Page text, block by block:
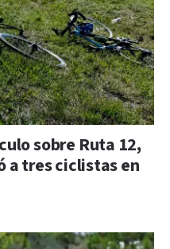
sobre Ruta 12,
a tres ciclistas en